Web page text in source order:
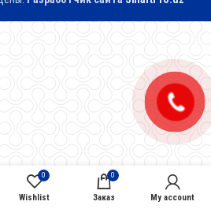
0
Wishlist
0
Заказ My account